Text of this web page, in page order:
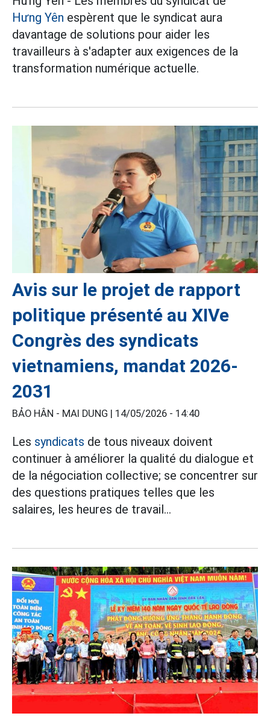
Hưng Yên espèrent que le syndicat aura
davantage de solutions pour aider les
travailleurs à s'adapter aux exigences de la
transformation numérique actuelle.
Avis sur le projet de rapport
politique présenté au XIVe
Congrès des syndicats
vietnamiens, mandat 2026-
2031
BẢO HÂN - MAI DUNG | 14/05/2026 - 14:40
Les syndicats de tous niveaux doivent
continuer à améliorer la qualité du dialogue et
de la négociation collective; se concentrer sur
des questions pratiques telles que les
salaires, les heures de travail...